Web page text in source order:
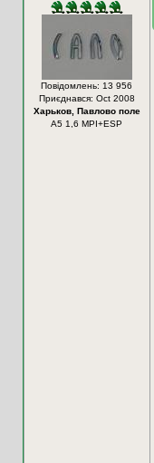
Повідомлень: 13 956
Приєднався: Oct 2008
Харьков, Павлово поле
А5 1,6 MPI+ESP